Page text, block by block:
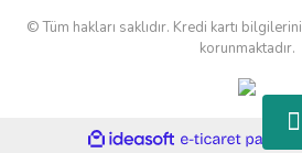
© Tüm hakları saklıdır. Kredi kartı
korunmaktadır.
ideasoft